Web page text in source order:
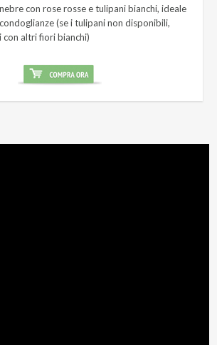
con rose rosse e tulipani bianchi, ideale
(se i tulipani non disponibili,
altri fiori bianchi)